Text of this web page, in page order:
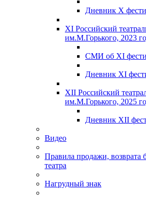
Дневник X
XI Российский
им.М.Горького, 2023
СМИ об XI
Дневник XI
XII Российский
им.М.Горького, 2025
Дневник XII
Видео
Правила продажи, возврата
театра
Нагрудный знак